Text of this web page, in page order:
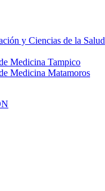
y Ciencias de la Salud
Medicina Tampico
Medicina Matamoros